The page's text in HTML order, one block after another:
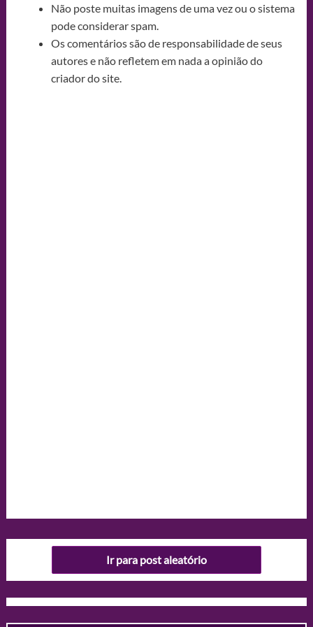
Não poste muitas imagens de uma vez ou o sistema
pode considerar spam.
Os comentários são de responsabilidade de seus
autores e não refletem em nada a opinião do
criador do site.
Ir para post aleatório